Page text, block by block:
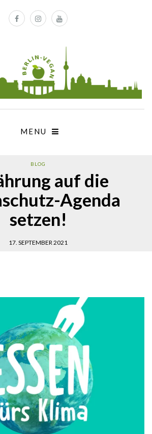
MENU
BLOG
auf die
Agenda
setzen!
17. SEPTEMBER 2021